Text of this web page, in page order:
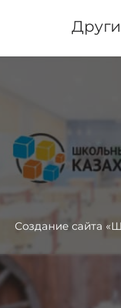
Создание сайта